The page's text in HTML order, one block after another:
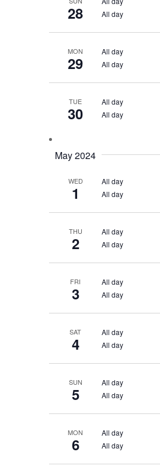
28 All day
MON
29
All day
All day
TUE
30
All day
All day
May 2024
WED
1
All day
All day
THU
2
All day
All day
FRI
3
All day
All day
SAT
4
All day
All day
SUN
5
All day
All day
MON
6
All day
All day